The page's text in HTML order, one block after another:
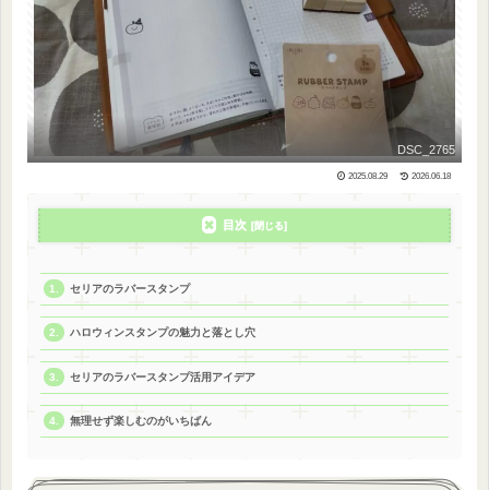
DSC_2765
2025.08.29 2026.06.18
目次
セリアのラバースタンプ
ハロウィンスタンプの魅力と落とし穴
セリアのラバースタンプ活用アイデア
無理せず楽しむのがいちばん